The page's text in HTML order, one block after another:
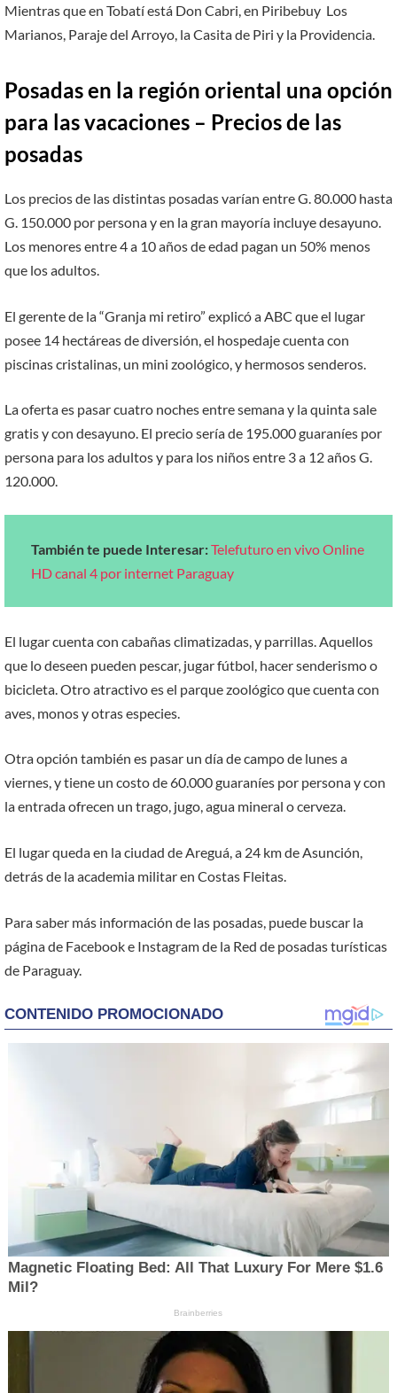
Mientras que en Tobatí está Don Cabri, en Piribebuy Los
Marianos, Paraje del Arroyo, la Casita de Piri y la Providencia.
Posadas en la región oriental una opción
para las vacaciones – Precios de las
posadas
Los precios de las distintas posadas varían entre G. 80.000 hasta
G. 150.000 por persona y en la gran mayoría incluye desayuno.
Los menores entre 4 a 10 años de edad pagan un 50% menos
que los adultos.
El gerente de la “Granja mi retiro” explicó a ABC que el lugar
posee 14 hectáreas de diversión, el hospedaje cuenta con
piscinas cristalinas, un mini zoológico, y hermosos senderos.
La oferta es pasar cuatro noches entre semana y la quinta sale
gratis y con desayuno. El precio sería de 195.000 guaraníes por
persona para los adultos y para los niños entre 3 a 12 años G.
120.000.
También te puede Interesar:Telefuturo en vivo Online
HD canal 4 por internet Paraguay
El lugar cuenta con cabañas climatizadas, y parrillas. Aquellos
que lo deseen pueden pescar, jugar fútbol, hacer senderismo o
bicicleta. Otro atractivo es el parque zoológico que cuenta con
aves, monos y otras especies.
Otra opción también es pasar un día de campo de lunes a
viernes, y tiene un costo de 60.000 guaraníes por persona y con
la entrada ofrecen un trago, jugo, agua mineral o cerveza.
El lugar queda en la ciudad de Areguá, a 24 km de Asunción,
detrás de la academia militar en Costas Fleitas.
Para saber más información de las posadas, puede buscar la
página de Facebook e Instagram de la Red de posadas turísticas
de Paraguay.